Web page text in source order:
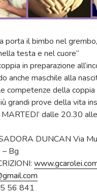
porta il bimbo nel
testa e nel cuore”
in preparazione
anche maschile alla
competenze della coppia
grandi prove della vita
dalle 20.30
DUNCAN Via
– Bg
56 841